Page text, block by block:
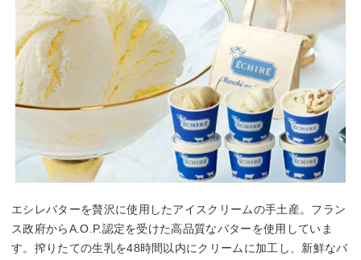
エシレバターを贅沢に使用したアイスクリームの手土産。フラン
ス政府からA.O.P.認定を受けた高品質なバターを使用していま
す。搾りたての生乳を48時間以内にクリームに加工し、新鮮なバ